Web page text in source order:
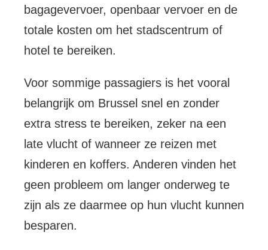
bagagevervoer, openbaar vervoer en de
totale kosten om het stadscentrum of
hotel te bereiken.
Voor sommige passagiers is het vooral
belangrijk om Brussel snel en zonder
extra stress te bereiken, zeker na een
late vlucht of wanneer ze reizen met
kinderen en koffers. Anderen vinden het
geen probleem om langer onderweg te
zijn als ze daarmee op hun vlucht kunnen
besparen.